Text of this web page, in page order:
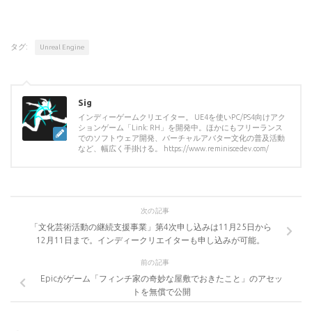
タグ: Unreal Engine
Sig
インディーゲームクリエイター。 UE4を使いPC/PS4向けアク
ションゲーム「Link: RH」を開発中。ほかにもフリーランス
でのソフトウェア開発、バーチャルアバター文化の普及活動
など、幅広く手掛ける。 https://www.reminiscedev.com/
次の記事
「文化芸術活動の継続支援事業」第4次申し込みは11月25日から
12月11日まで。インディークリエイターも申し込みが可能。
前の記事
Epicがゲーム「フィンチ家の奇妙な屋敷でおきたこと」のアセッ
トを無償で公開